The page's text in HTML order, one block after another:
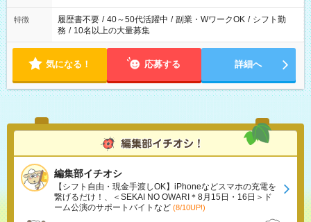
特徴 履歴書不要 / 40～50代活躍中 / 副業・WワークOK / シフト勤
務 / 10名以上の大量募集
気になる！ 応募する 詳細へ
編集部イチオシ
【シフト自由・現金手渡しOK】iPhoneなどスマホの充電を
繋げるだけ！、＜SEKAI NO OWARI＊8月15日・16日＞ド
ーム公演のサポートバイトなど (8/10UP!)